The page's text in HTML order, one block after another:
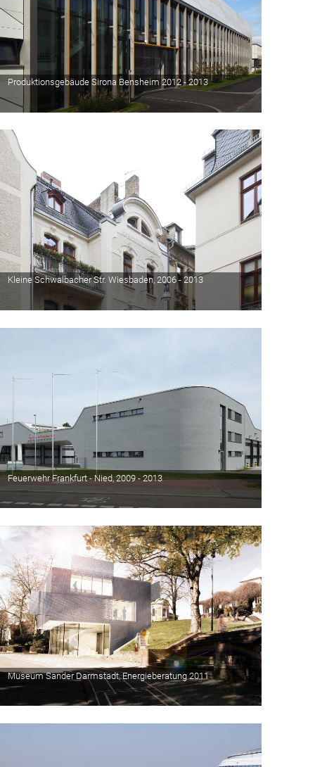
Produktionsgebäude Sirona Bensheim 2012 - 2013
Kleine Schwalbacher Str. Wiesbaden, 2006 - 2013
Feuerwehr Frankfurt - Nied, 2009 - 2013
Museum Sander Darmstadt, Energieberatung 2011